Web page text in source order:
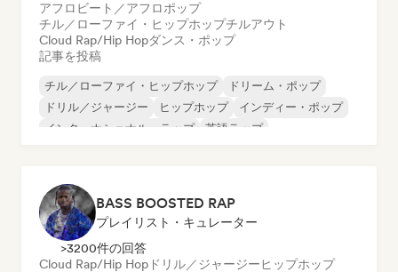
アフロビート／アフロポップ
チル／ローファイ・ヒップホップチルアウト
Cloud Rap/Hip Hopダンス・ポップ
記事を投稿
チル／ローファイ・ヒップホップ
ドリーム・ポップ
ドリル／ジャージー
ヒップホップ
インディー・ポップ
インターナショナル・ラップ
英語ラップ
BASS BOOSTED RAP
プレイリスト・キュレーター
>3200件の回答
Cloud Rap/Hip Hop ドリル／ジャージーヒップホップ